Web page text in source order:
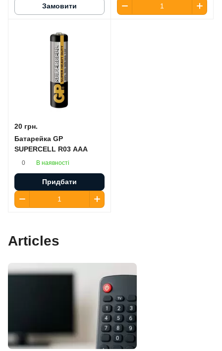
Замовити
20 грн.
Батарейка GP
SUPERCELL R03 AAA
0 В наявності
Придбати
Articles